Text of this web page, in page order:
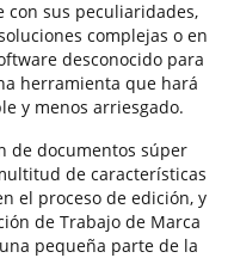
con sus peculiaridades,
complejas o en
desconocido para
herramienta que hará
y menos arriesgado.
de documentos súper
de características
el proceso de edición, y
de Trabajo de Marca
pequeña parte de la